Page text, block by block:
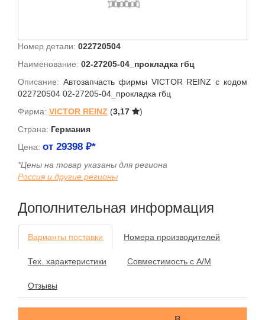
Номер детали: 022720504
Наименование: 02-27205-04_прокладка гбц
Описание: Автозапчасть фирмы VICTOR REINZ с кодом
022720504 02-27205-04_прокладка гбц
Фирма: VICTOR REINZ (3,17
)
Страна: Германия
Цена: от 29398 ₽*
*Цены на товар указаны для региона
Россия и другие регионы
Дополнительная информация
Варианты поставки Номера производителей
Тех. характеристики Совместимость с А/М
Отзывы